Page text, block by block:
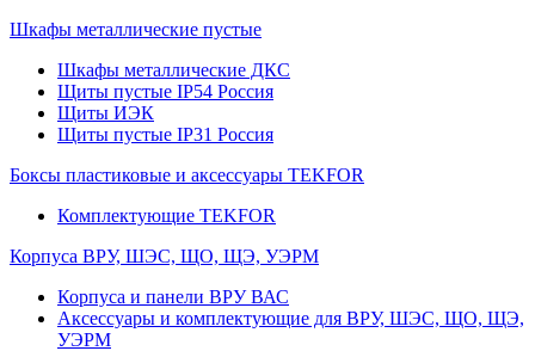
Шкафы металлические пустые
Шкафы металлические ДКС
Щиты пустые IP54 Россия
Щиты ИЭК
Щиты пустые IP31 Россия
Боксы пластиковые и аксессуары TEKFOR
Комплектующие TEKFOR
Корпуса ВРУ, ШЭС, ЩО, ЩЭ, УЭРМ
Корпуса и панели ВРУ ВАС
Аксессуары и комплектующие для ВРУ, ШЭС, ЩО, ЩЭ,
УЭРМ